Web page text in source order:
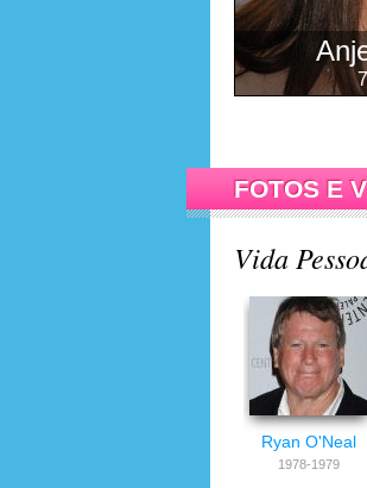
FOTOS E
Vida
Ryan O'Neal
1978-1979